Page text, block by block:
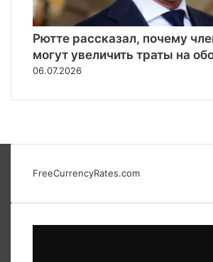
Рютте рассказал, почему
могут увеличить траты на
06.07.2026
FreeCurrencyRates.com